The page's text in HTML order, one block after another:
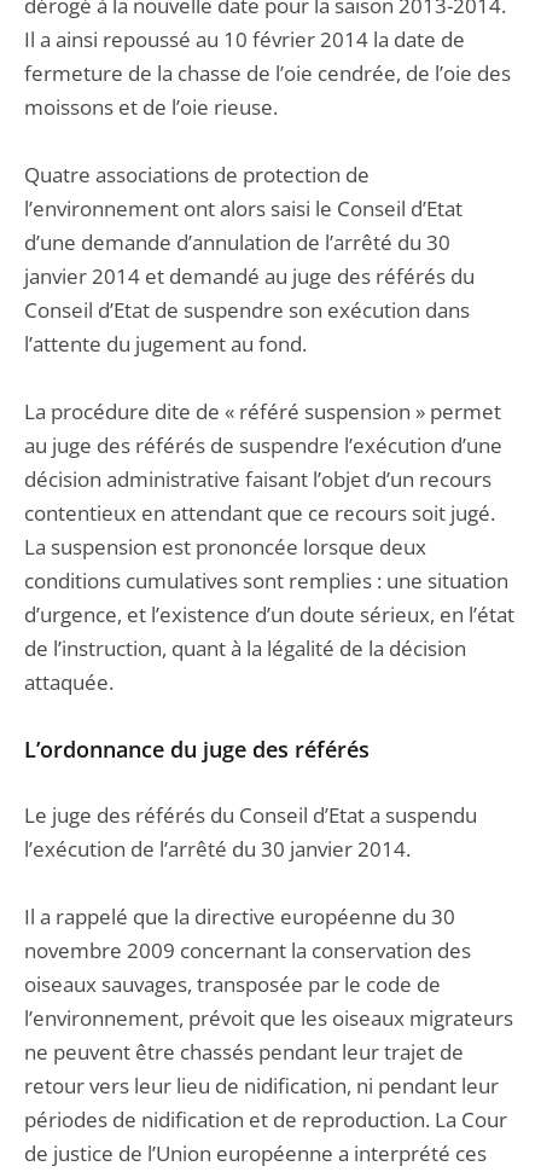
Il a ainsi repoussé au 10 février 2014 la date de
fermeture de la chasse de l’oie cendrée, de l’oie des
moissons et de l’oie rieuse.
Quatre associations de protection de
l’environnement ont alors saisi le Conseil d’Etat
d’une demande d’annulation de l’arrêté du 30
janvier 2014 et demandé au juge des référés du
Conseil d’Etat de suspendre son exécution dans
l’attente du jugement au fond.
La procédure dite de « référé suspension » permet
au juge des référés de suspendre l’exécution d’une
décision administrative faisant l’objet d’un recours
contentieux en attendant que ce recours soit jugé.
La suspension est prononcée lorsque deux
conditions cumulatives sont remplies : une situation
d’urgence, et l’existence d’un doute sérieux, en l’état
de l’instruction, quant à la légalité de la décision
attaquée.
L’ordonnance du juge des référés
Le juge des référés du Conseil d’Etat a suspendu
l’exécution de l’arrêté du 30 janvier 2014.
Il a rappelé que la directive européenne du 30
novembre 2009 concernant la conservation des
oiseaux sauvages, transposée par le code de
l’environnement, prévoit que les oiseaux migrateurs
ne peuvent être chassés pendant leur trajet de
retour vers leur lieu de nidification, ni pendant leur
périodes de nidification et de reproduction. La Cour
de justice de l’Union européenne a interprété ces